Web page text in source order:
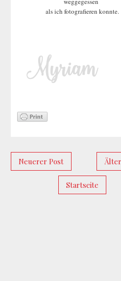
als ich fotografieren konnte.
Neuerer Post
Startseite